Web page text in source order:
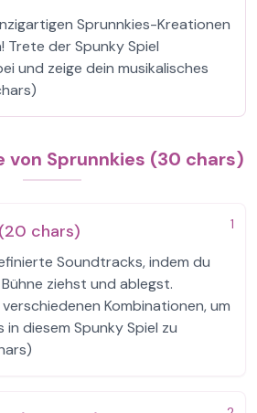
Sprunnkies-Kreationen
Trete der Spunky Spiel
und zeige dein musikalisches
von Sprunnkies (30 chars)
1
chars)
Soundtracks, indem du
ziehst und ablegst.
Kombinationen, um
diesem Spunky Spiel zu